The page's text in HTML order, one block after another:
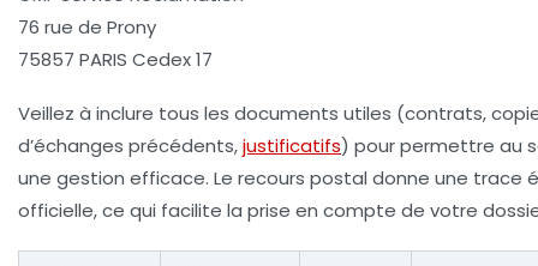
76 rue de Prony
75857 PARIS Cedex 17
Veillez à inclure tous les documents utiles (contrats,
d’échanges précédents,justificatifs) pour permettre au
une gestion efficace. Le recours postal donne une trace
officielle, ce qui facilite la prise en compte de votre